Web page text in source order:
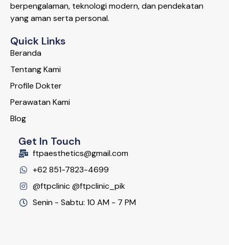
berpengalaman, teknologi modern, dan pendekatan
yang aman serta personal.
Quick Links
Beranda
Tentang Kami
Profile Dokter
Perawatan Kami
Blog
Get In Touch
ftpaesthetics@gmail.com
+62 851-7823-4699
@ftpclinic @ftpclinic_pik
Senin - Sabtu: 10 AM - 7 PM